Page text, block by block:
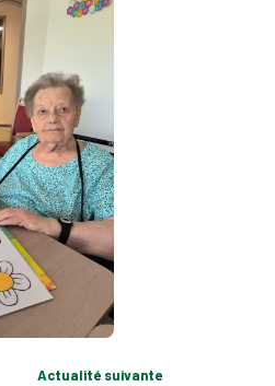
Actualité suivante